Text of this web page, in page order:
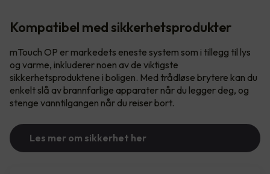
Kompatibel med sikkerhetsprodukter
mTouch OP er markedets eneste system som i tillegg til lys
og varme, inkluderer noen av de viktigste
sikkerhetsproduktene i boligen. Med trådløse brytere kan du
enkelt slå av brannfarlige apparater når du legger deg, og
stenge vanntilgangen når du reiser bort.
Les mer om sikkerhet her